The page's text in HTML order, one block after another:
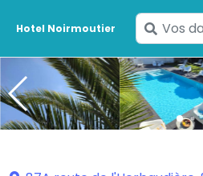
Hotel Noirmoutier
vos
dates